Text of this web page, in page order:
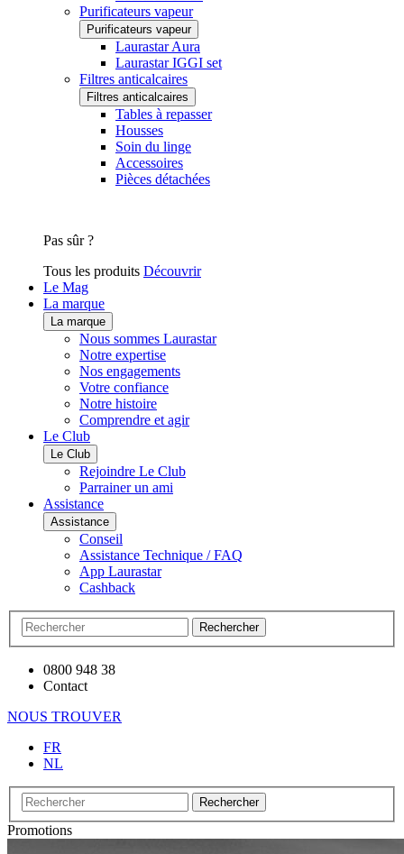
Purificateurs vapeur
Purificateurs vapeur
Laurastar Aura
Laurastar IGGI set
Filtres anticalcaires
Filtres anticalcaires
Tables à repasser
Housses
Soin du linge
Accessoires
Pièces détachées
Pas sûr ?
Tous les produits Découvrir
Le Mag
La marque
La marque
Nous sommes Laurastar
Notre expertise
Nos engagements
Votre confiance
Notre histoire
Comprendre et agir
Le Club
Le Club
Rejoindre Le Club
Parrainer un ami
Assistance
Assistance
Conseil
Assistance Technique / FAQ
App Laurastar
Cashback
Rechercher
0800 948 38
Contact
NOUS TROUVER
FR
NL
Rechercher
Promotions